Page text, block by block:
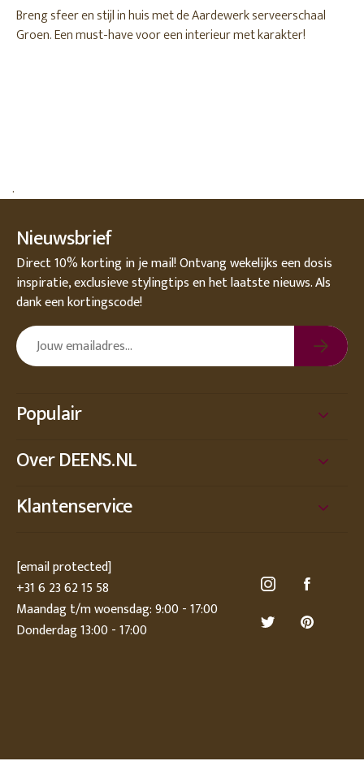
Breng sfeer en stijl in huis met de Aardewerk serveerschaal
Groen. Een must-have voor een interieur met karakter!
.
Nieuwsbrief
Direct 10% korting in je mail! Ontvang wekelijks een dosis
inspiratie, exclusieve stylingtips en het laatste nieuws. Als
dank een kortingscode!
Populair
Over DEENS.NL
Klantenservice
[email protected]
+31 6 23 62 15 58
Maandag t/m woensdag: 9:00 - 17:00
Donderdag 13:00 - 17:00